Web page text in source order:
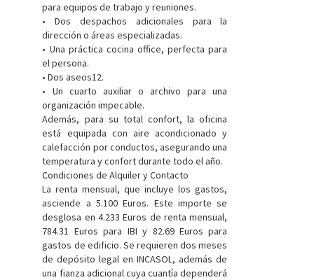
para equipos de trabajo y reuniones.
• Dos despachos adicionales para la
dirección o áreas especializadas.
• Una práctica cocina office, perfecta para
el persona.
• Dos aseos12.
• Un cuarto auxiliar o archivo para una
organización impecable.
Además, para su total confort, la oficina
está equipada con aire acondicionado y
calefacción por conductos, asegurando una
temperatura y confort durante todo el año.
Condiciones de Alquiler y Contacto
La renta mensual, que incluye los gastos,
asciende a 5.100 Euros. Este importe se
desglosa en 4.233 Euros de renta mensual,
784.31 Euros para IBI y 82.69 Euros para
gastos de edificio. Se requieren dos meses
de depósito legal en INCASOL, además de
una fianza adicional cuya cuantía dependerá